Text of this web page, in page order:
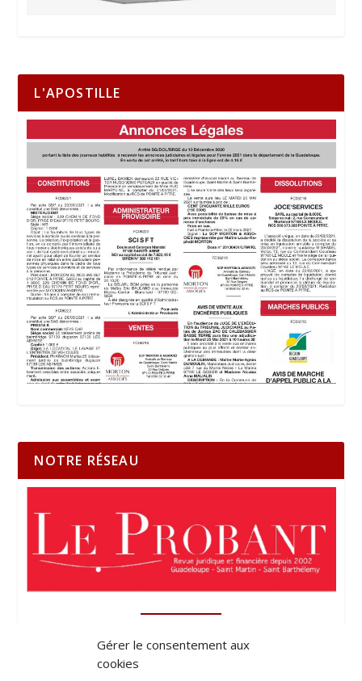
Gérer le consentement aux
cookies
L'APOSTILLE
NOTRE RÉSEAU